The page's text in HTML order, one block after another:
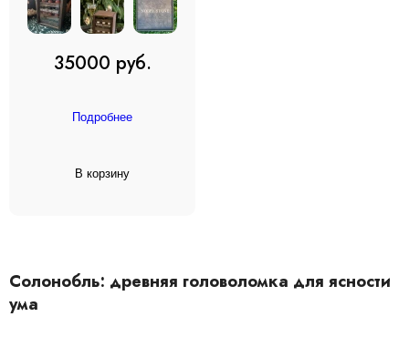
35000 руб.
Подробнее
В корзину
Солонобль: древняя головоломка для ясности
ума